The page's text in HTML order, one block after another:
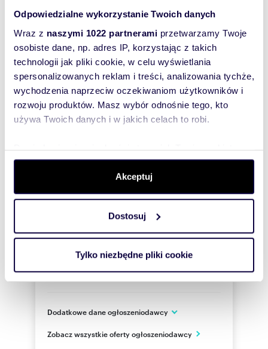
Odpowiedzialne wykorzystanie Twoich danych
Wraz z naszymi 1022 partnerami przetwarzamy Twoje
osobiste dane, np. adres IP, korzystając z takich
technologii jak pliki cookie, w celu wyświetlania
spersonalizowanych reklam i treści, analizowania tychże,
wychodzenia naprzeciw oczekiwaniom użytkowników i
rozwoju produktów. Masz wybór odnośnie tego, kto
używa Twoich danych i w jakich celach to robi.
dane są przetwarzane oraz ustaw własne preferencje w
. W Deklaracji plików cookie możesz
zmienić lub wycofać swoją zgodę w dowolnej chwili.
Wykorzystujemy pliki cookie do spersonalizowania treści
i reklam, aby oferować funkcje społecznościowe i
korzystasz z naszej witryny, udostępniamy partnerom
korzystania z ich usług.
Akceptuj
Dostosuj
Tylko niezbędne pliki cookie
Zostaw telefon, oddzwonimy
bezpłatnie
Zatwierdź
Informacje o ogłoszeniodawcy
Metrohouse
Dodatkowe dane ogłoszeniodawcy
Warszawa
Zobacz wszystkie oferty ogłoszeniodawcy